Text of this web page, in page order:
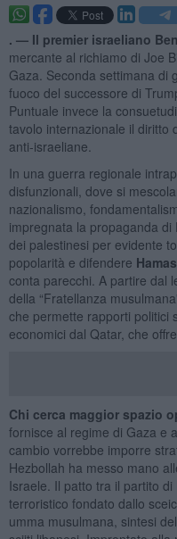
. — Il premier israeliano
mercante al richiamo di Joe
Gaza. Seconda settimana di
fuoco del successore di
Puntuale invece la
tavolo internazionale il diritto
anti-israeliane.
In una guerra regionale
disfunzionali, dove si
nazionalismo,
impregnata la propaganda
dei palestinesi per evidente
popolarità e difendere Hamas
conta parecchi. A partire dal
della “Fratellanza
che permette rapporti politici
economici dal Qatar, che
Chi cerca maggior spazio
fornisce al regime di Gaza e
cambio vorrebbe imporre
Hezbollah ha messo mano
Israele. Il patto tra il partito
terroristico fondato dallo
umma musulmana, sintesi